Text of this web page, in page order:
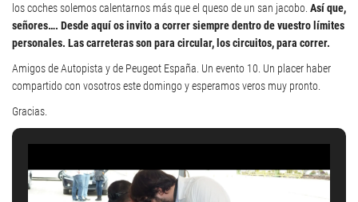
los coches solemos calentarnos más que el queso de un san jacobo. Así que,
señores…. Desde aquí os invito a correr siempre dentro de vuestro límites
personales. Las carreteras son para circular, los circuitos, para correr.
Amigos de Autopista y de Peugeot España. Un evento 10. Un placer haber
compartido con vosotros este domingo y esperamos veros muy pronto.
Gracias.